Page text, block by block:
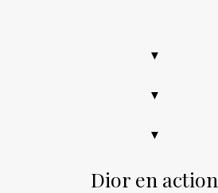
▼
▼
▼
Dior en action